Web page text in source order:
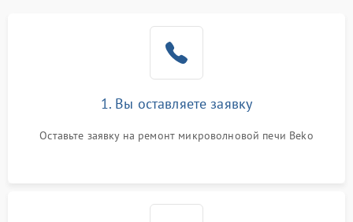
2200 ₽
Не работают сенсорные
1000 ₽
1. Вы оставляете заявку
Оставьте заявку на ремонт микроволновой печи Beko